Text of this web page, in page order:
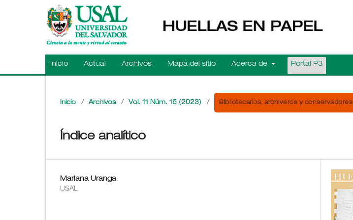
Inicio Actual Archivos Mapa del sitio Acerca de Portal P3
Inicio / Archivos / Vol. 11 Núm. 16 (2023) / Bibliotecarios, archiveros y conservadores
Índice analítico
Mariana Uranga
USAL